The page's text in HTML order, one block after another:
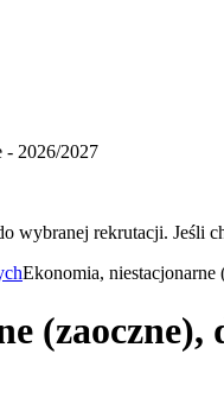
- 2026/2027
wybranej rekrutacji. Jeśli
Ekonomia, niestacjonarne
(zaoczne),